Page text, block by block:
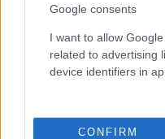
Google consents
I want to allow
related to advertising
device identifiers in
CONFIRM
Το τέλος στελεχών